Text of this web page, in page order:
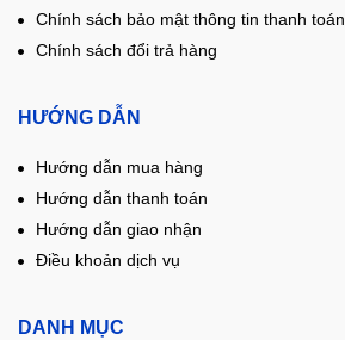
Chính sách bảo mật thông tin thanh toán
Chính sách đổi trả hàng
HƯỚNG DẪN
Hướng dẫn mua hàng
Hướng dẫn thanh toán
Hướng dẫn giao nhận
Điều khoản dịch vụ
DANH MỤC